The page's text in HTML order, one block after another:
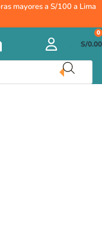
mayores a S/100 a Lima
S/0.00
0